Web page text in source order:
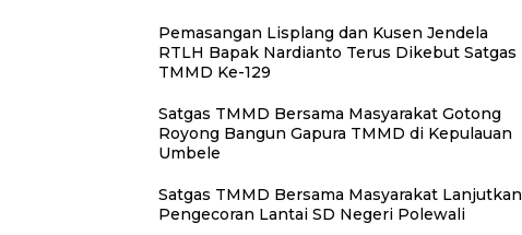
Pemasangan Lisplang dan Kusen Jendela
RTLH Bapak Nardianto Terus Dikebut Satgas
TMMD Ke-129
Satgas TMMD Bersama Masyarakat Gotong
Royong Bangun Gapura TMMD di Kepulauan
Umbele
Satgas TMMD Bersama Masyarakat Lanjutkan
Pengecoran Lantai SD Negeri Polewali